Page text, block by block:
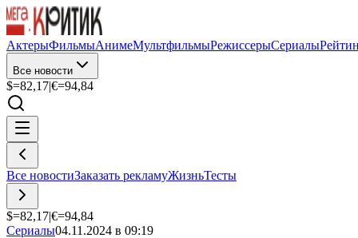
АктерыФильмыАнимеМультфильмыРежиссерыСериалы
Все новости
$=82,17|€=94,84
Все новостиЗаказать рекламуЖизньТесты
$=82,17|€=94,84
Сериалы04.11.2024 в 09:19